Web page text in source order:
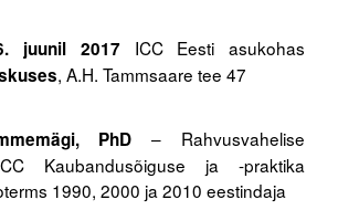
juunil 2017 ICC Eesti asukohas
, A.H. Tammsaare tee 47
PhD– Rahvusvahelise
Kaubandusõiguse ja -praktika
1990, 2000 ja 2010 eestindaja